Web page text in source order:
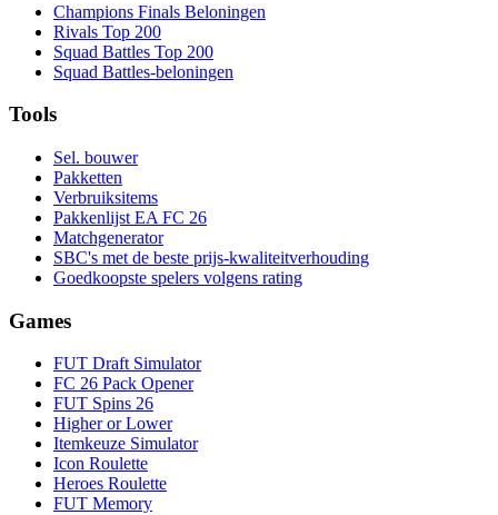
Champions Finals Beloningen
Rivals Top 200
Squad Battles Top 200
Squad Battles-beloningen
Tools
Sel. bouwer
Pakketten
Verbruiksitems
Pakkenlijst EA FC 26
Matchgenerator
SBC's met de beste prijs-kwaliteitverhouding
Goedkoopste spelers volgens rating
Games
FUT Draft Simulator
FC 26 Pack Opener
FUT Spins 26
Higher or Lower
Itemkeuze Simulator
Icon Roulette
Heroes Roulette
FUT Memory